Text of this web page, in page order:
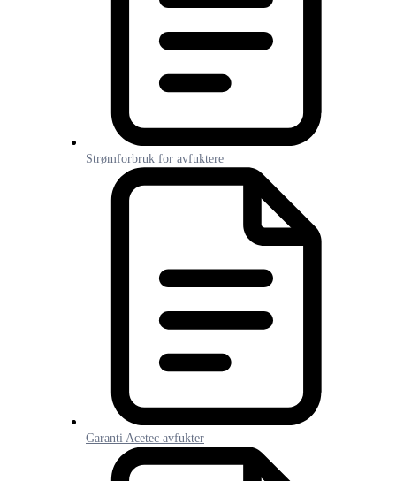
Strømforbruk for avfuktere
Garanti Acetec avfukter